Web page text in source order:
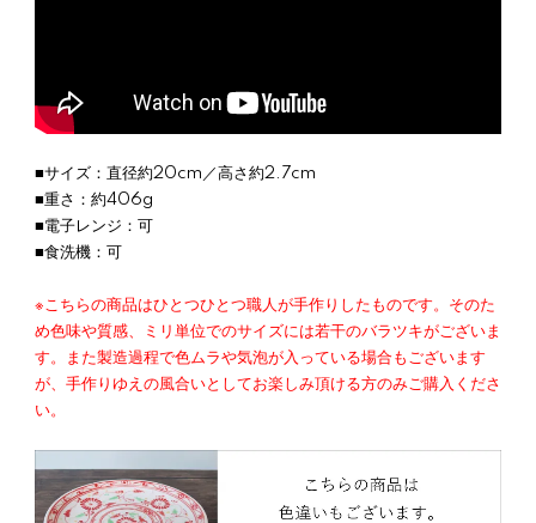
■サイズ：直径約20cm／高さ約2.7cm
■重さ：約406g
■電子レンジ：可
■食洗機：可
※こちらの商品はひとつひとつ職人が手作りしたものです。そのた
め色味や質感、ミリ単位でのサイズには若干のバラツキがございま
す。また製造過程で色ムラや気泡が入っている場合もございます
が、手作りゆえの風合いとしてお楽しみ頂ける方のみご購入くださ
い。